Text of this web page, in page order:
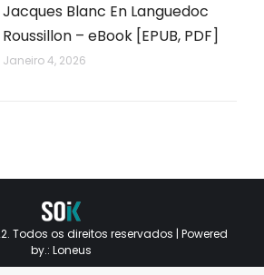
Jacques Blanc En Languedoc
Roussillon – eBook [EPUB, PDF]
Janeiro 4, 2026
Todos os direitos reservados | Powered
by.: Loneus